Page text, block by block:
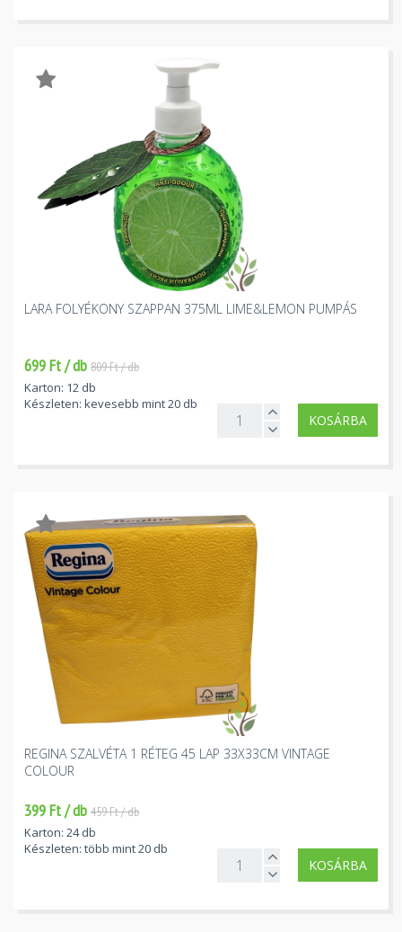
LARA FOLYÉKONY SZAPPAN 375ML LIME&LEMON PUMPÁS
699 Ft / db 809 Ft / db
Karton: 12 db
Készleten: kevesebb mint 20 db
KOSÁRBA
REGINA SZALVÉTA 1 RÉTEG 45 LAP 33X33CM VINTAGE
COLOUR
399 Ft / db 459 Ft / db
Karton: 24 db
Készleten: több mint 20 db
KOSÁRBA